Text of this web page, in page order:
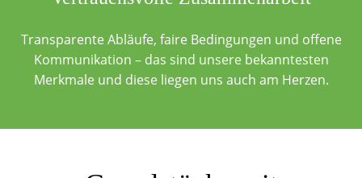
Transparente Abläufe, faire Bedingungen und offene
Kommunikation – das sind unsere bekanntesten
Merkmale und diese liegen uns auch am Herzen.